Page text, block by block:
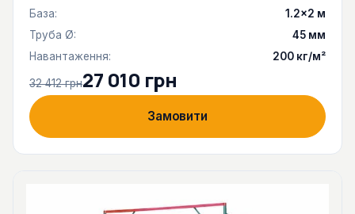
База:
1.2×2 м
Труба Ø:
45 мм
Навантаження:
200 кг/м²
32 412 грн27 010 грн
Замовити